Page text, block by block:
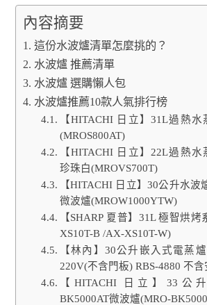
內容摘要
這份水波爐清單怎麼挑的？
水波爐 推薦清單
水波爐 選購懶人包
水波爐推薦10款人氣排行榜
【HITACHI 日立】31L過熱
(MROS800AT)
【HITACHI 日立】22L過熱
珍珠白(MROVS700T)
【HITACHI 日立】30公升水波
微波爐(MROW1000YTW)
【SHARP 夏普】31L 極智烘
XS10T-B /AX-XS10T-W)
【林內】30公升嵌入式電蒸
220V(不含門板) RBS-4880 不含
【HITACHI 日立】33公
BK5000AT微波爐(MRO-